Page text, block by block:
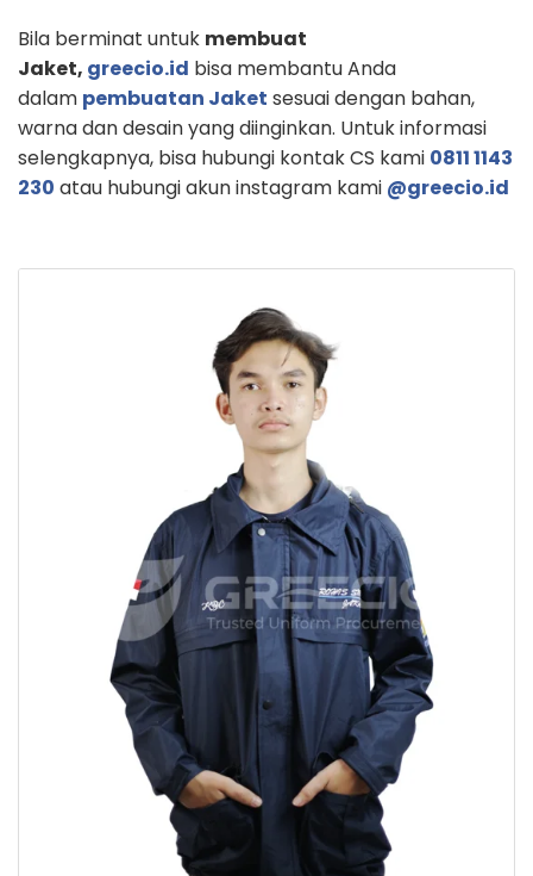
Bila berminat untuk membuat
Jaket, greecio.id bisa membantu Anda
dalam pembuatan Jaket sesuai dengan bahan,
warna dan desain yang diinginkan. Untuk informasi
selengkapnya, bisa hubungi kontak CS kami 0811 1143
230 atau hubungi akun instagram kami @greecio.id